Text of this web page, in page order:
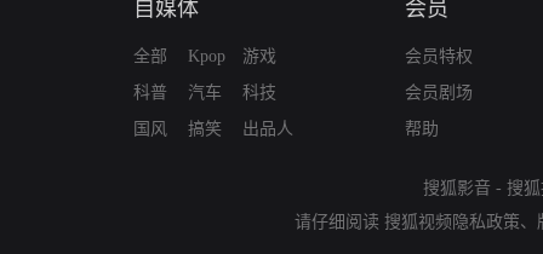
自媒体
全部
科普
国风
Kpop
汽车
搞笑
游戏
科技
出品人
会员
会员特权
会员剧场
帮助
搜狐影音 - 搜
请仔细阅读 搜狐视频隐私政策、